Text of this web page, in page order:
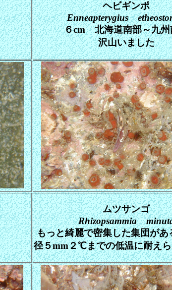
ヘビギンポ
Enneapterygius
６cm 北海道南部～九州
沢山いました
ムツサンゴ
Rhizopsammia
もっと綺麗で密集した集団があ
径５mm２℃までの低温に耐え